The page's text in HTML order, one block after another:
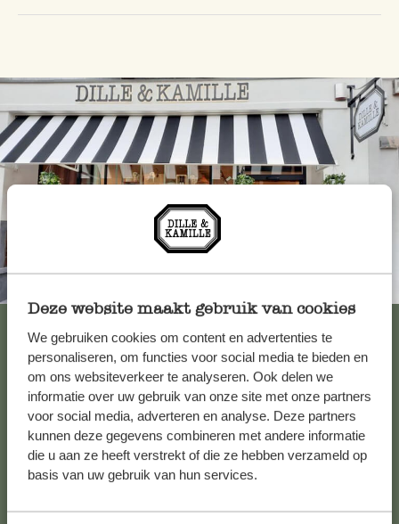
Deze website maakt gebruik van cookies
We gebruiken cookies om content en advertenties te
personaliseren, om functies voor social media te bieden en
om ons websiteverkeer te analyseren. Ook delen we
informatie over uw gebruik van onze site met onze partners
voor social media, adverteren en analyse. Deze partners
kunnen deze gegevens combineren met andere informatie
die u aan ze heeft verstrekt of die ze hebben verzameld op
basis van uw gebruik van hun services.
Service clientèle
Pour toute question ou demande de conseil ou d’aide,
veuillez contacter notre service clientèle. Ou retrouvez ici